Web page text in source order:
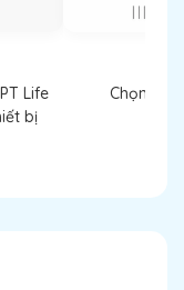
Life
bị
Chọn